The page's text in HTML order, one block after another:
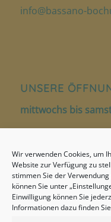
Wir verwenden Cookies, um
Website zur Verfügung zu
stimmen Sie der
können Sie unter
Einwilligung können Sie
Informationen dazu finden
info@bassano-
UNSERE
mittwochs bis
18.00 – 22.00 Uhr
sonntags
17.00 – 22.00 Uhr